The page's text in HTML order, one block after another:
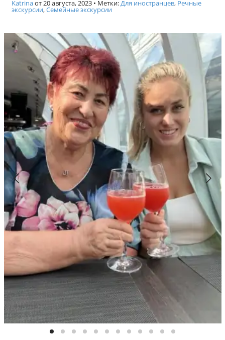
и
Katrinaот20 августа, 2023• Метки:Для иностранцев, Речные
экскурсии,Семейные экскурсии